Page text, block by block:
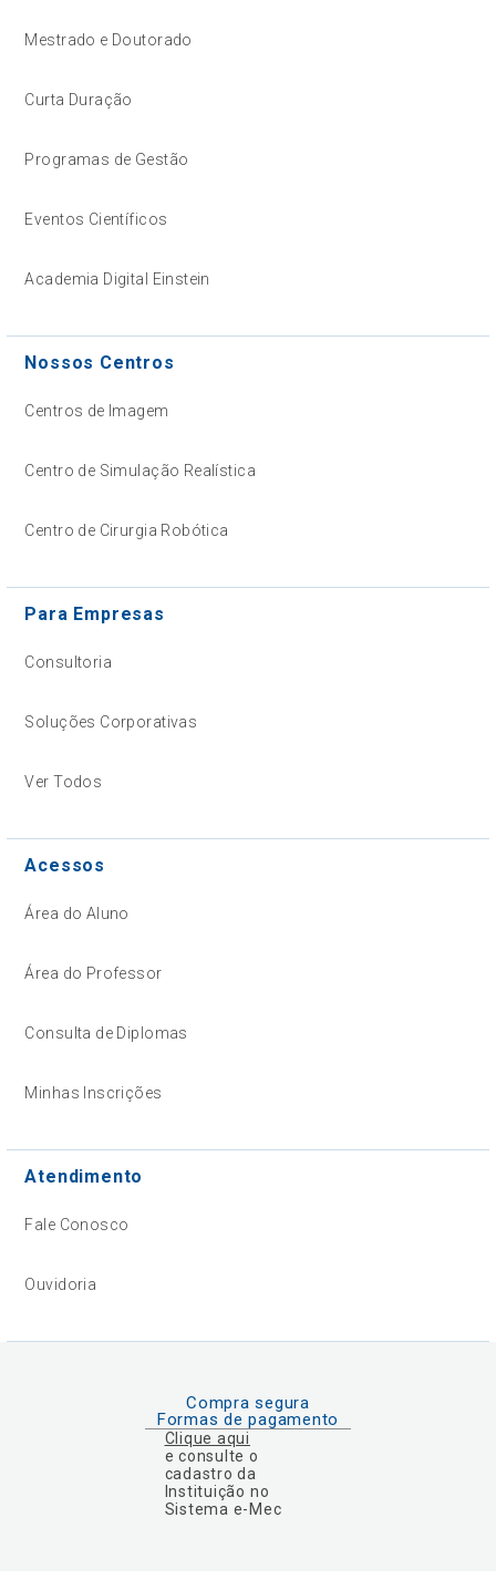
Mestrado e Doutorado
Curta Duração
Programas de Gestão
Eventos Científicos
Academia Digital Einstein
Nossos Centros
Centros de Imagem
Centro de Simulação Realística
Centro de Cirurgia Robótica
Para Empresas
Consultoria
Soluções Corporativas
Ver Todos
Acessos
Área do Aluno
Área do Professor
Consulta de Diplomas
Minhas Inscrições
Atendimento
Fale Conosco
Ouvidoria
Compra segura
Formas de pagamento
Clique aqui
e consulte o
cadastro da
Instituição no
Sistema e-Mec